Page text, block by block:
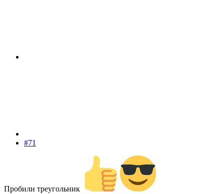
#71
Пробили треугольник